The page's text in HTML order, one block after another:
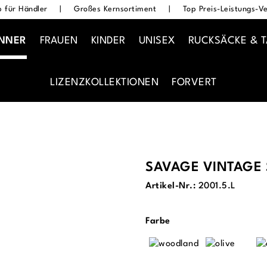
für Händler Großes Kernsortiment Top Preis-Leistungs-
FRAUEN KINDER UNISEX RUCKSÄCKE &
LIZENZKOLLEKTIONEN FORVERT
SAVAGE VINTAGE
Artikel-Nr.: 2001.5.L
Farbeauswählen